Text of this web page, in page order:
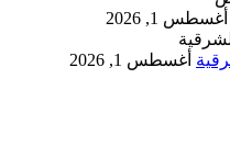
أغسطس 1, 2026
أغسطس 1, 2026